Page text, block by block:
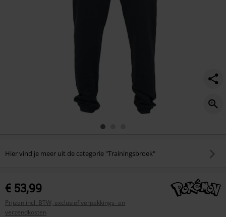
Hier vind je meer uit de categorie "Trainingsbroek"
€ 53,99
Prijzen incl. BTW, exclusief verpakkings- en
verzendkosten